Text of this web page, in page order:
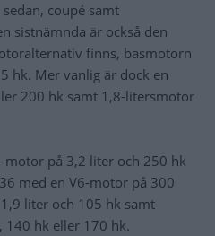
coupé samt
sistnämnda är också den
finns, basmotorn
hk. Mer vanlig är dock en
200 hk samt 1,8-litersmotor
motor på 3,2 liter och 250 hk
med en V6-motor på 300
liter och 105 hk samt
hk eller 170 hk.